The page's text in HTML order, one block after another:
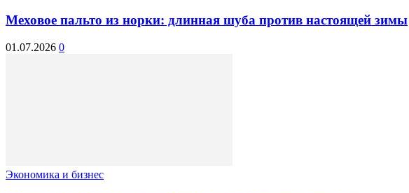
Меховое пальто из норки: длинная шуба против настоящей зимы
01.07.2026 0
Экономика и бизнес